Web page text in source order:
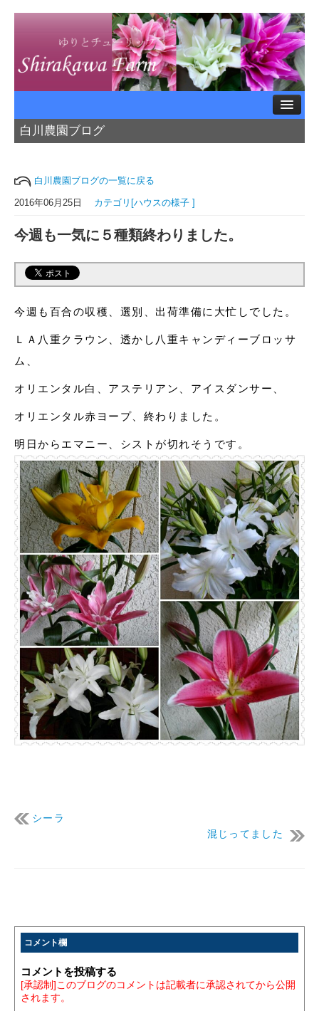
農園紹介
ハウスの様子
白川農園ブログ
白川農園ブログの一覧に戻る
2016年06月25日 カテゴリ[ハウスの様子 ]
今週も一気に５種類終わりました。
今週も百合の収穫、選別、出荷準備に大忙しでした。
ＬＡ八重クラウン、透かし八重キャンディーブロッサ
ム、
オリエンタル白、アステリアン、アイスダンサー、
オリエンタル赤ヨープ、終わりました。
明日からエマニー、シストが切れそうです。
シーラ
混じってました
コメント欄
コメントを投稿する
[承認制]このブログのコメントは記載者に承認されてから公開
されます。